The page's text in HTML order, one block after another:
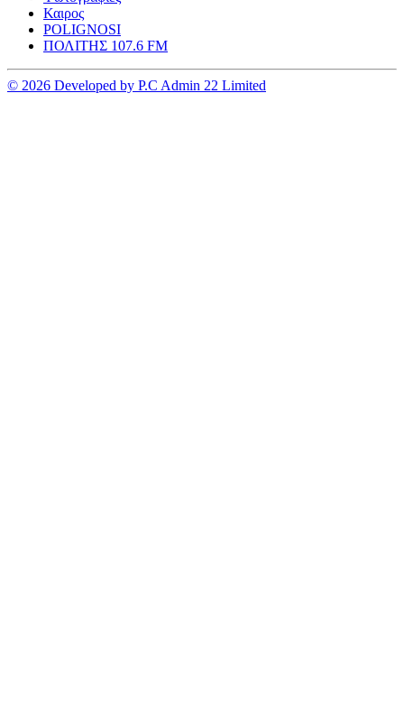
Καιρος
POLIGNOSI
ΠΟΛΙΤΗΣ 107.6 FM
© 2026 Developed by P.C Admin 22 Limited